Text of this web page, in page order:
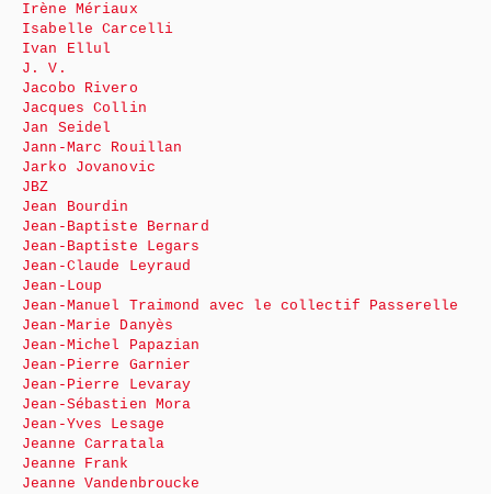
Irène Mériaux
Isabelle Carcelli
Ivan Ellul
J. V.
Jacobo Rivero
Jacques Collin
Jan Seidel
Jann-Marc Rouillan
Jarko Jovanovic
JBZ
Jean Bourdin
Jean-Baptiste Bernard
Jean-Baptiste Legars
Jean-Claude Leyraud
Jean-Loup
Jean-Manuel Traimond avec le collectif Passerelle
Jean-Marie Danyès
Jean-Michel Papazian
Jean-Pierre Garnier
Jean-Pierre Levaray
Jean-Sébastien Mora
Jean-Yves Lesage
Jeanne Carratala
Jeanne Frank
Jeanne Vandenbroucke